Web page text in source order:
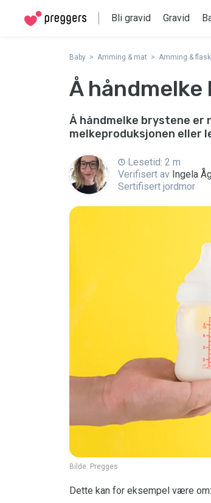
Bli gravid Gravid
Baby Amming & mat Amming &
Å
Å håndmelke brystene
melkeproduksjonen eller
Lesetid: 2 m
Verifisert av Ingela
Sertifisert jordmor
Bilde: Pregges
Dette kan for eksempel være om: